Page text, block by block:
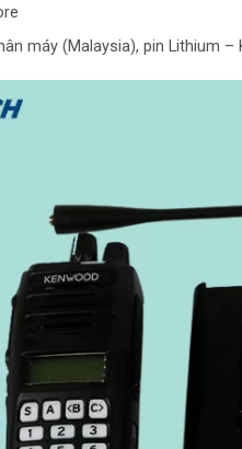
máy (Malaysia), pin Lithium